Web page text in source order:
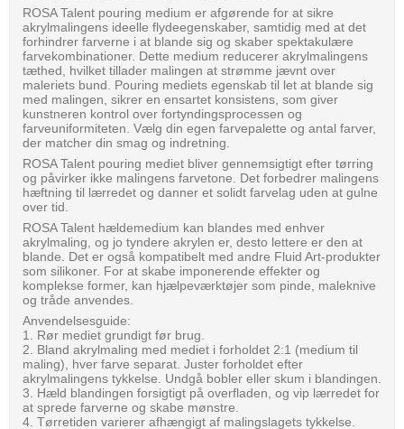
ROSA Talent pouring medium er afgørende for at sikre
akrylmalingens ideelle flydeegenskaber, samtidig med at det
forhindrer farverne i at blande sig og skaber spektakulære
farvekombinationer. Dette medium reducerer akrylmalingens
tæthed, hvilket tillader malingen at strømme jævnt over
maleriets bund. Pouring mediets egenskab til let at blande sig
med malingen, sikrer en ensartet konsistens, som giver
kunstneren kontrol over fortyndingsprocessen og
farveuniformiteten. Vælg din egen farvepalette og antal farver,
der matcher din smag og indretning.
ROSA Talent pouring mediet bliver gennemsigtigt efter tørring
og påvirker ikke malingens farvetone. Det forbedrer malingens
hæftning til lærredet og danner et solidt farvelag uden at gulne
over tid.
ROSA Talent hældemedium kan blandes med enhver
akrylmaling, og jo tyndere akrylen er, desto lettere er den at
blande. Det er også kompatibelt med andre Fluid Art-produkter
som silikoner. For at skabe imponerende effekter og
komplekse former, kan hjælpeværktøjer som pinde, maleknive
og tråde anvendes.
Anvendelsesguide:
1. Rør mediet grundigt før brug.
2. Bland akrylmaling med mediet i forholdet 2:1 (medium til
maling), hver farve separat. Juster forholdet efter
akrylmalingens tykkelse. Undgå bobler eller skum i blandingen.
3. Hæld blandingen forsigtigt på overfladen, og vip lærredet for
at sprede farverne og skabe mønstre.
4. Tørretiden varierer afhængigt af malingslagets tykkelse.